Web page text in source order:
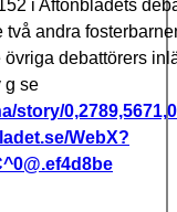
i Aftonbladets
andra
debattörers
g se
story/
WebX?
^0@.ef4d8be